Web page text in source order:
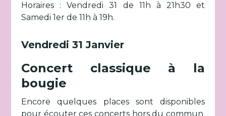
Horaires : Vendredi 31 de 11h à 21h30 et
Samedi 1er de 11h à 19h.
Vendredi 31 Janvier
Concert classique à la
bougie
Encore quelques places sont disponibles
pour écouter ces concerts hors du commun.